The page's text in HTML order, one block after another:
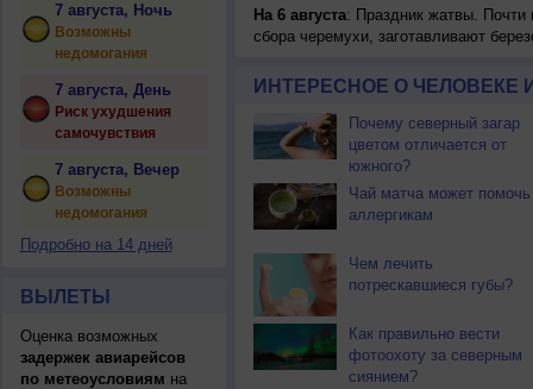
7 августа, Ночь
Возможны
недомогания
7 августа, День
Риск ухудшения
самочувствия
7 августа, Вечер
Возможны
недомогания
Подробно на 14 дней
ВЫЛЕТЫ
Оценка возможных
задержек авиарейсов
по метеоусловиям на
На 6 августа: Праздник жатвы. Почти
сбора черемухи, заготавливают
ИНТЕРЕСНОЕ О ЧЕЛОВЕКЕ
Почему северный загар
цветом отличается от
южного?
Чай матча может помочь
аллергикам
Чем лечить
потрескавшиеся губы?
Как правильно вести
фотоохоту за северным
сиянием?